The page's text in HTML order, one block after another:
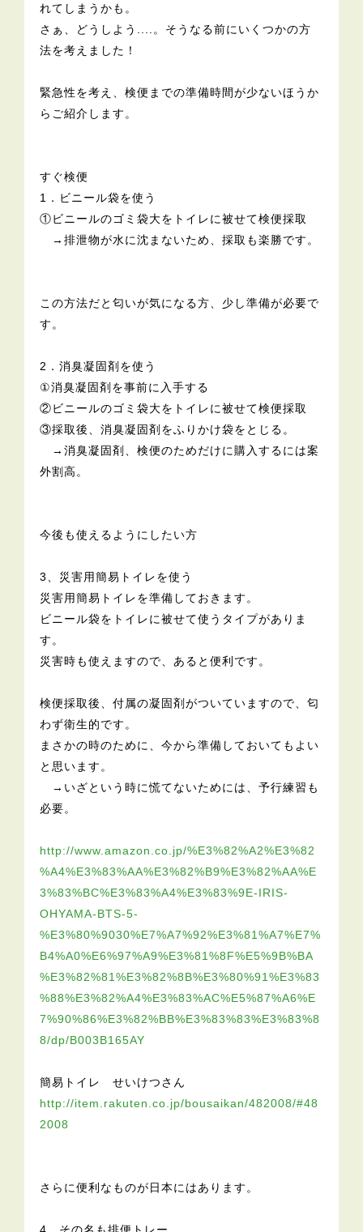
れてしまうかも。
さぁ、どうしよう....。そうなる前にいくつかの方
法を考えました！
緊急性を考え、検便までの準備時間が少ないほうか
らご紹介します。
すぐ検便
1．ビニール袋を使う
①ビニールのゴミ袋大をトイレに被せて検便採取
→排泄物が水に沈まないため、採取も楽勝です。
この方法だと匂いが気になる方、少し準備が必要で
す。
2．消臭凝固剤を使う
①消臭凝固剤を事前に入手する
②ビニールのゴミ袋大をトイレに被せて検便採取
③採取後、消臭凝固剤をふりかけ袋をとじる。
→消臭凝固剤、検便のためだけに購入するには案
外割高。
今後も使えるようにしたい方
3、災害用簡易トイレを使う
災害用簡易トイレを準備しておきます。
ビニール袋をトイレに被せて使うタイプがありま
す。
災害時も使えますので、あると便利です。
検便採取後、付属の凝固剤がついていますので、匂
わず衛生的です。
まさかの時のために、今から準備しておいてもよい
と思います。
→いざという時に慌てないためには、予行練習も
必要。
http://www.amazon.co.jp/%E3%82%A2%E3%82
%A4%E3%83%AA%E3%82%B9%E3%82%AA%E
3%83%BC%E3%83%A4%E3%83%9E-IRIS-
OHYAMA-BTS-5-
%E3%80%9030%E7%A7%92%E3%81%A7%E7%
B4%A0%E6%97%A9%E3%81%8F%E5%9B%BA
%E3%82%81%E3%82%8B%E3%80%91%E3%83
%88%E3%82%A4%E3%83%AC%E5%87%A6%E
7%90%86%E3%82%BB%E3%83%83%E3%83%8
8/dp/B003B165AY
簡易トイレ せいけつさん
http://item.rakuten.co.jp/bousaikan/482008/#48
2008
さらに便利なものが日本にはあります。
4、その名も排便トレー